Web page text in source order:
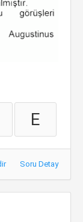
E
Soru Detay